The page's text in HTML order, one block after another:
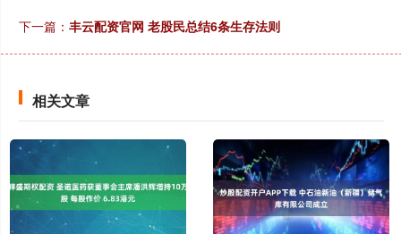
下一篇： 丰云配资官网 老股民总结6条生存法则
相关文章